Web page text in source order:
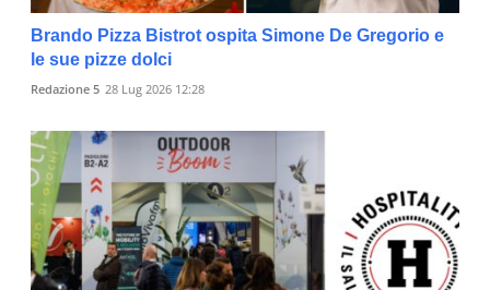
Brando Pizza Bistrot ospita Simone De Gregorio e
le sue pizze dolci
Redazione 5 28 Lug 2026 12:28